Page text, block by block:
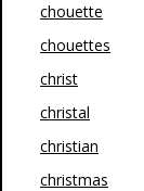
chouette
chouettes
christ
christal
christian
christmas